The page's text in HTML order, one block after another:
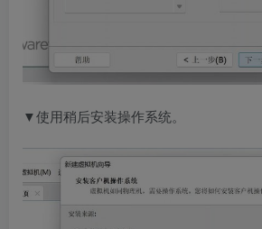
▼使用稍后安装操作系统。